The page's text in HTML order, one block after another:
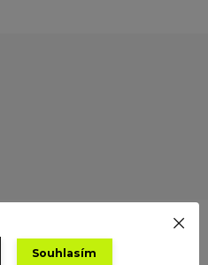
Hodnocení 0
Souhlasím